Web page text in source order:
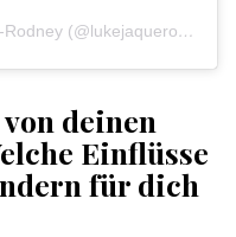
Ein Beitrag geteilt von Luke Jaque-Rodney (@lukejaquerodney)
deinen
Einflüsse
für dich